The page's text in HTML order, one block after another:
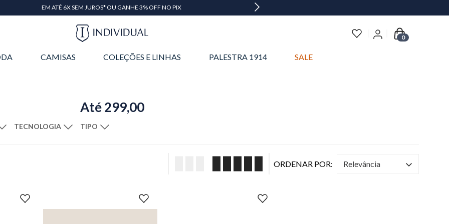
EM ATÉ 6X SEM JUROS* OU GANHE 3% OFF NO PIX
0
CAMISAS COLEÇÕES E LINHAS PALESTRA 1914 SALE
Até 299,00
TECNOLOGIA TIPO
relevância